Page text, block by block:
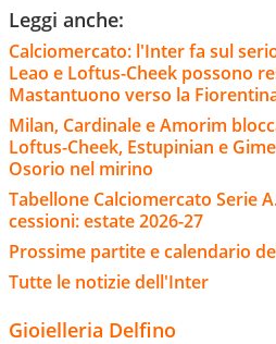
Leggi anche:
Calciomercato: l'Inter fa sul
Leao e Loftus-Cheek possono
Mastantuono verso la
Milan, Cardinale e Amorim
Loftus-Cheek, Estupinian e
Osorio nel mirino
Tabellone Calciomercato Serie
cessioni: estate 2026-27
Prossime partite e calendario
Tutte le notizie dell'Inter
Gioielleria Delfino